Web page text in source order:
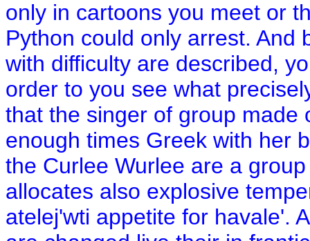
only in cartoons you meet or
Python could only arrest. And
with difficulty are described,
order to you see what
that the singer of group made
enough times Greek with her
the Curlee Wurlee are a
allocates also explosive
atelej'wti appetite for havale'.